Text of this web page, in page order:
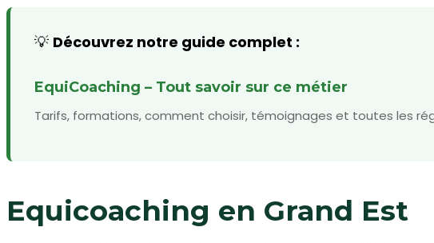
💡 Découvrez notre guide complet :
EquiCoaching – Tout savoir sur ce métier
Tarifs, formations, comment choisir, témoignages et toutes les
Equicoaching en Grand Est